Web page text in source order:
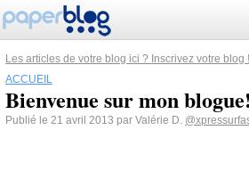
Les articles de votre blog ici ? Inscrivez votre blog !
ACCUEIL
Bienvenue sur mon blogue!
Publié le 21 avril 2013 par Valérie D.